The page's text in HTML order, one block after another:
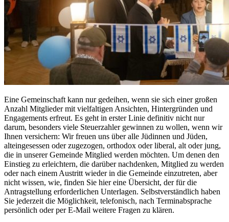
Eine Gemeinschaft kann nur gedeihen, wenn sie sich einer großen
Anzahl Mitglieder mit vielfaltigen Ansichten, Hintergründen und
Engagements erfreut. Es geht in erster Linie definitiv nicht nur
darum, besonders viele Steuerzahler gewinnen zu wollen, wenn wir
Ihnen versichern: Wir freuen uns über alle Jüdinnen und Jüden,
alteingesessen oder zugezogen, orthodox oder liberal, alt oder jung,
die in unserer Gemeinde Mitglied werden möchten. Um denen den
Einstieg zu erleichtern, die darüber nachdenken, Mitglied zu werden
oder nach einem Austritt wieder in die Gemeinde einzutreten, aber
nicht wissen, wie, finden Sie hier eine Übersicht, der für die
Antragstellung erforderlichen Unterlagen. Selbstverständlich haben
Sie jederzeit die Möglichkeit, telefonisch, nach Terminabsprache
persönlich oder per E-Mail weitere Fragen zu klären.